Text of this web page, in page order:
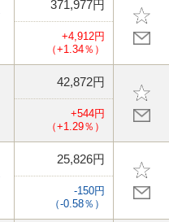
371,977円
+4,912円
（+1.34％）
42,872円
+544円
（+1.29％）
25,826円
-150円
（-0.58％）